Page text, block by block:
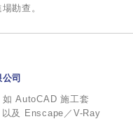
勘查。
司
如 AutoCAD 施工套
及 Enscape／V-Ray